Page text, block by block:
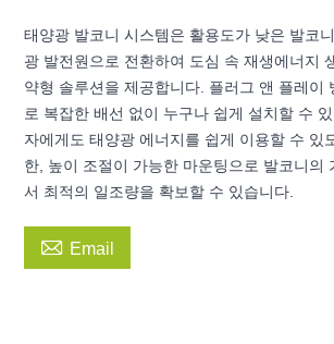
태양광 발코니 시스템은 활용도가 낮은 발코
광 발전원으로 전환하여 도심 속 재생에너지
약형 솔루션을 제공합니다. 플러그 앤 플레이
로 복잡한 배선 없이 누구나 쉽게 설치할 수
자에게도 태양광 에너지를 쉽게 이용할 수 있
한, 높이 조절이 가능한 마운팅으로 발코니의
서 최적의 일조량을 확보할 수 있습니다.
 Email